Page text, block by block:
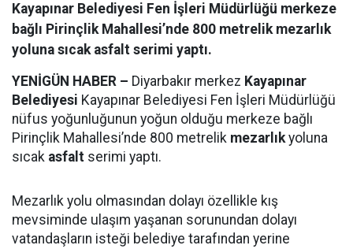
Kayapınar Belediyesi Fen İşleri Müdürlüğü merkeze
bağlı Pirinçlik Mahallesi’nde 800 metrelik mezarlık
yoluna sıcak asfalt serimi yaptı.
YENİGÜN HABER – Diyarbakır merkez Kayapınar
Belediyesi Kayapınar Belediyesi Fen İşleri Müdürlüğü
nüfus yoğunluğunun yoğun olduğu merkeze bağlı
Pirinçlik Mahallesi’nde 800 metrelik mezarlıkyoluna
sıcak asfalt serimi yaptı.
Mezarlık yolu olmasından dolayı özellikle kış
mevsiminde ulaşım yaşanan sorunundan dolayı
vatandaşların isteği belediye tarafından yerine